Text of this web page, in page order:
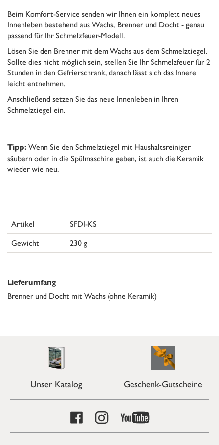
Beim Komfort-Service senden wir Ihnen ein komplett neues
Innenleben bestehend aus Wachs, Brenner und Docht - genau
passend für Ihr Schmelzfeuer-Modell.
Lösen Sie den Brenner mit dem Wachs aus dem Schmelztiegel.
Sollte dies nicht möglich sein, stellen Sie Ihr Schmelzfeuer für 2
Stunden in den Gefrierschrank, danach lässt sich das Innere
leicht entnehmen.
Anschließend setzen Sie das neue Innenleben in Ihren
Schmelztiegel ein.
Tipp: Wenn Sie den Schmelztiegel mit Haushaltsreiniger
säubern oder in die Spülmaschine geben, ist auch die Keramik
wieder wie neu.
Artikel
SFDI-KS
Gewicht
230 g
Lieferumfang
Brenner und Docht mit Wachs (ohne Keramik)
Unser Katalog Geschenk-Gutscheine